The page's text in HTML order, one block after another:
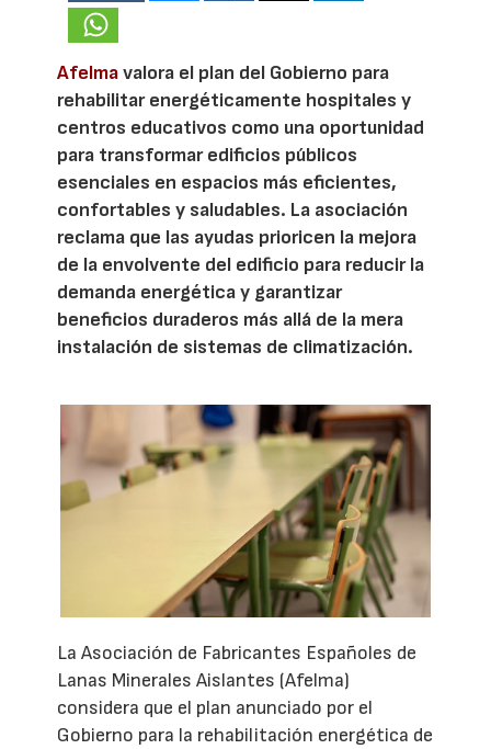
Afelmavalora el plan del Gobierno para
rehabilitar energéticamente hospitales y
centros educativos como una oportunidad
para transformar edificios públicos
esenciales en espacios más eficientes,
confortables y saludables. La asociación
reclama que las ayudas prioricen la mejora
de la envolvente del edificio para reducir la
demanda energética y garantizar
beneficios duraderos más allá de la mera
instalación de sistemas de climatización.
La Asociación de Fabricantes Españoles de
Lanas Minerales Aislantes (Afelma)
considera que el plan anunciado por el
Gobierno para la rehabilitación energética de